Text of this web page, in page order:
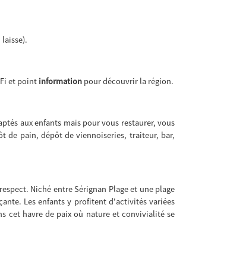
et point informationpour découvrir la région.
aux enfants mais pour vous restaurer, vous
de pain, dépôt de viennoiseries, traiteur, bar,
Niché entre Sérignan Plage et une plage
Les enfants y profitent d'activités variées
cet havre de paix où nature et convivialité se